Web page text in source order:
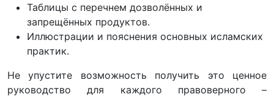
Таблицы с перечнем дозволённых и
запрещённых продуктов.
Иллюстрации и пояснения основных исламских
практик.
Не упустите возможность получить это ценное
руководство для каждого правоверного –